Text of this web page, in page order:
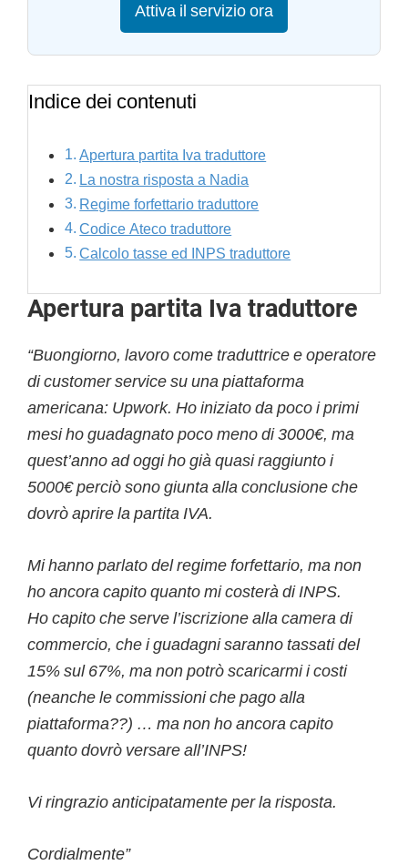
Attiva il servizio ora
Indice dei contenuti
Apertura partita Iva traduttore
La nostra risposta a Nadia
Regime forfettario traduttore
Codice Ateco traduttore
Calcolo tasse ed INPS traduttore
Apertura partita Iva traduttore
“Buongiorno, lavoro come traduttrice e operatore
di customer service su una piattaforma
americana: Upwork. Ho iniziato da poco i primi
mesi ho guadagnato poco meno di 3000€, ma
quest’anno ad oggi ho già quasi raggiunto i
5000€ perciò sono giunta alla conclusione che
dovrò aprire la partita IVA.
Mi hanno parlato del regime forfettario, ma non
ho ancora capito quanto mi costerà di INPS.
Ho capito che serve l’iscrizione alla camera di
commercio, che i guadagni saranno tassati del
15% sul 67%, ma non potrò scaricarmi i costi
(neanche le commissioni che pago alla
piattaforma??) … ma non ho ancora capito
quanto dovrò versare all’INPS!
Vi ringrazio anticipatamente per la risposta.
Cordialmente”